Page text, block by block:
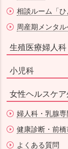
相談ルーム「ひ
周産期メンタ
生殖医療婦人科
小児科
女性ヘルスケ
婦人科・乳腺
健康診断・前
よくある質問